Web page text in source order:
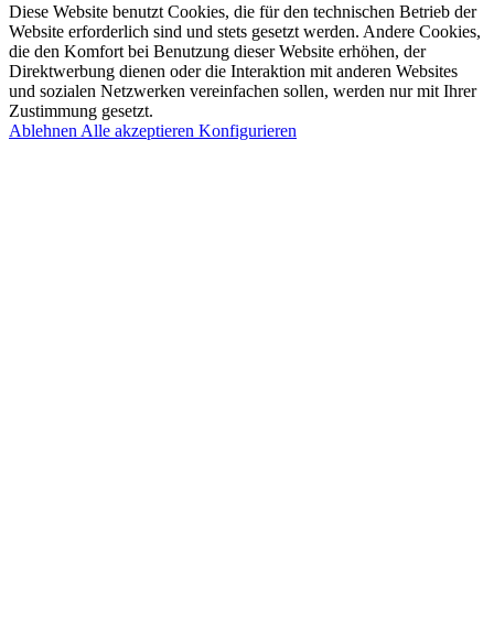
Diese Website benutzt Cookies, die für den technischen Betrieb der
Website erforderlich sind und stets gesetzt werden. Andere Cookies,
die den Komfort bei Benutzung dieser Website erhöhen, der
Direktwerbung dienen oder die Interaktion mit anderen Websites
und sozialen Netzwerken vereinfachen sollen, werden nur mit Ihrer
Zustimmung gesetzt.
Ablehnen Alle akzeptieren Konfigurieren